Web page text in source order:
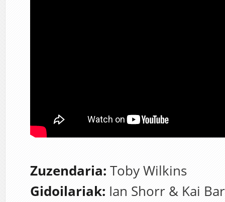
Zuzendaria: Toby Wilkins
Gidoilariak: Ian Shorr & Kai